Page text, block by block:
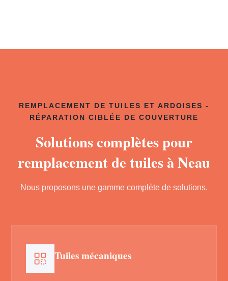
REMPLACEMENT DE TUILES ET ARDOISES -
RÉPARATION CIBLÉE DE COUVERTURE
Solutions complètes pour
remplacement de tuiles à Neau
Nous proposons une gamme complète de solutions.
Tuiles mécaniques